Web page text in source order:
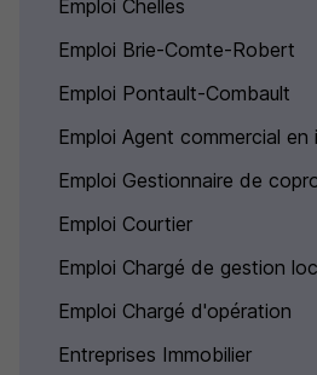
Emploi Chelles
Emploi Brie-Comte-Robert
Emploi Pontault-Combault
Emploi Agent commercial en
Emploi Gestionnaire de
Emploi Courtier
Emploi Chargé de gestion
Emploi Chargé d'opération
Entreprises Immobilier